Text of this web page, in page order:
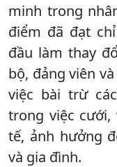
minh trong
điểm đã đạt
đầu làm thay
bộ, đảng viên
việc bài trừ
trong việc cưới,
tế, ảnh hưởng
và gia đình.